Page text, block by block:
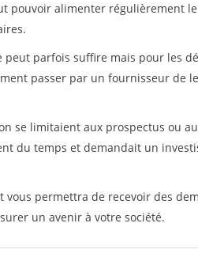
pouvoir alimenter régulièrement
parfois suffire mais pour les
passer par un fournisseur de
se limitaient aux prospectus ou
du temps et demandait un
permettra de recevoir des
un avenir à votre société.